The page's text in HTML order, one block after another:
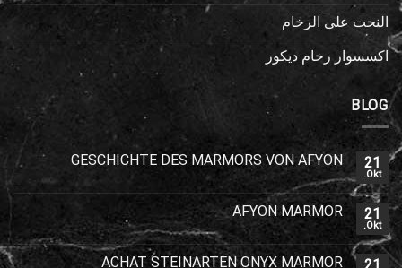
النحت على الرخام
اكسسوار رخام ديكور
BLOG
21
Okt.
GESCHICHTE DES MARMORS VON AFYON
21
Okt.
AFYON MARMOR
ACHAT STEINARTEN ONYX MARMOR